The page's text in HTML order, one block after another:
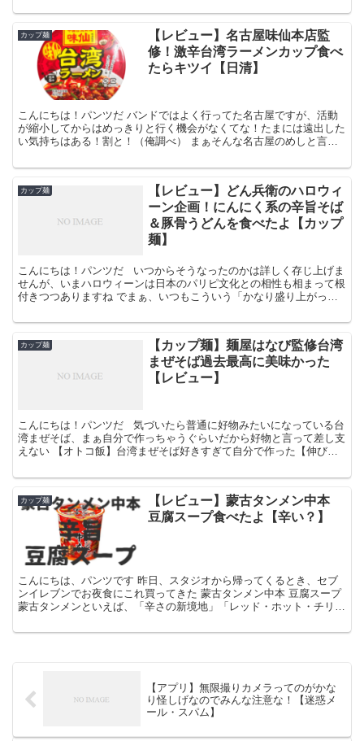
カップ麺
【レビュー】名古屋味仙本店監
修！激辛台湾ラーメンカップ食べ
たらキツイ【日清】
こんにちは！パンツだ バンドではよく行ってた名古屋ですが、活動
が縮小してからはめっきりと行く機会がなくてな！たまには遠出した
い気持ちはある！割と！（俺調べ） まぁそんな名古屋のめしと言え
カップ麺
【レビュー】どん兵衛のハロウィ
ーン企画！にんにく系の辛旨そば
＆豚骨うどんを食べたよ【カップ
麺】
こんにちは！パンツだ いつからそうなったのかは詳しく存じ上げま
せんが、いまハロウィーンは日本のパリピ文化との相性も相まって根
付きつつありますね でまぁ、いつもこういう「かなり盛り上がって
カップ麺
【カップ麺】麺屋はなび監修台湾
まぜそば過去最高に美味かった
【レビュー】
こんにちは！パンツだ 気づいたら普通に好物みたいになっている台
湾まぜそば、まぁ自分で作っちゃうぐらいだから好物と言って差し支
えない 【オトコ飯】台湾まぜそば好きすぎて自分で作った【伸びし
カップ麺
【レビュー】蒙古タンメン中本
豆腐スープ食べたよ【辛い？】
こんにちは、パンツです 昨日、スタジオから帰ってくるとき、セブ
ンイレブンでお夜食にこれ買ってきた 蒙古タンメン中本 豆腐スープ
蒙古タンメンといえば、「辛さの新境地」「レッド・ホット・チリ・
【アプリ】無限撮りカメラってのがかな
り怪しげなのでみんな注意な！【迷惑メ
ール・スパム】